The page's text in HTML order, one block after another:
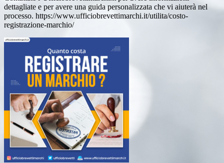
dettagliate e per avere una guida personalizzata che vi aiuterà nel
processo. https://www.ufficiobrevettimarchi.it/utilita/costo-
registrazione-marchio/